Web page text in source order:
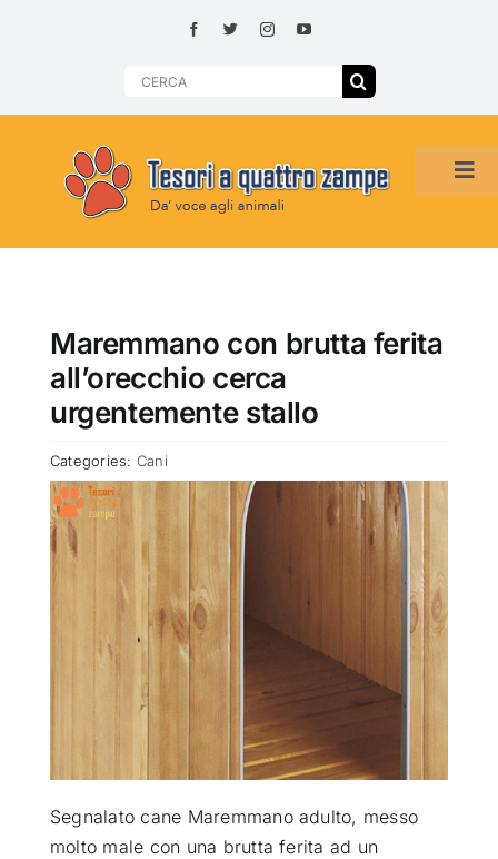
Search
HOME
SMARRITI O DA ADOTTARE
ADOTTATI O RITROVATI
ATTUALITÀ
SEMPRE CON ME
Maremmano con brutta ferita
all’orecchio cerca
urgentemente stallo
Categories: Cani
Segnalato cane Maremmano adulto, messo
molto male con una brutta ferita ad un